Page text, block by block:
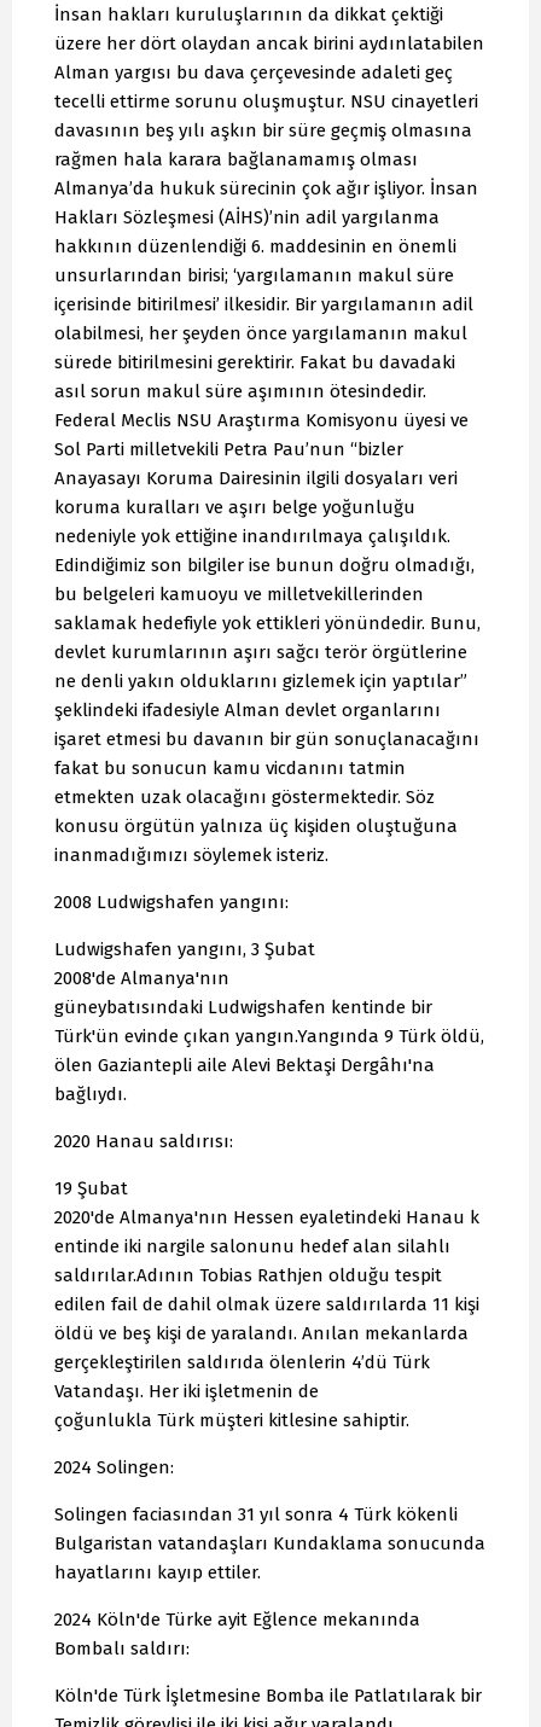
İnsan hakları kuruluşlarının da dikkat çektiği
üzere her dört olaydan ancak birini aydınlatabilen
Alman yargısı bu dava çerçevesinde adaleti geç
tecelli ettirme sorunu oluşmuştur. NSU cinayetleri
davasının beş yılı aşkın bir süre geçmiş olmasına
rağmen hala karara bağlanamamış olması
Almanya’da hukuk sürecinin çok ağır işliyor. İnsan
Hakları Sözleşmesi (AİHS)’nin adil yargılanma
hakkının düzenlendiği 6. maddesinin en önemli
unsurlarından birisi; ‘yargılamanın makul süre
içerisinde bitirilmesi’ ilkesidir. Bir yargılamanın adil
olabilmesi, her şeyden önce yargılamanın makul
sürede bitirilmesini gerektirir. Fakat bu davadaki
asıl sorun makul süre aşımının ötesindedir.
Federal Meclis NSU Araştırma Komisyonu üyesi ve
Sol Parti milletvekili Petra Pau’nun “bizler
Anayasayı Koruma Dairesinin ilgili dosyaları veri
koruma kuralları ve aşırı belge yoğunluğu
nedeniyle yok ettiğine inandırılmaya çalışıldık.
Edindiğimiz son bilgiler ise bunun doğru olmadığı,
bu belgeleri kamuoyu ve milletvekillerinden
saklamak hedefiyle yok ettikleri yönündedir. Bunu,
devlet kurumlarının aşırı sağcı terör örgütlerine
ne denli yakın olduklarını gizlemek için yaptılar”
şeklindeki ifadesiyle Alman devlet organlarını
işaret etmesi bu davanın bir gün sonuçlanacağını
fakat bu sonucun kamu vicdanını tatmin
etmekten uzak olacağını göstermektedir. Söz
konusu örgütün yalnıza üç kişiden oluştuğuna
inanmadığımızı söylemek isteriz.
2008 Ludwigshafen yangını:
Ludwigshafen yangını, 3 Şubat
2008'de Almanya'nın
güneybatısındaki Ludwigshafen kentinde bir
Türk'ün evinde çıkan yangın.Yangında 9 Türk öldü,
ölen Gaziantepli aile Alevi Bektaşi Dergâhı'na
bağlıydı.
2020 Hanau saldırısı:
19 Şubat
2020'de Almanya'nın Hessen eyaletindeki Hanau k
entinde iki nargile salonunu hedef alan silahlı
saldırılar.Adının Tobias Rathjen olduğu tespit
edilen fail de dahil olmak üzere saldırılarda 11 kişi
öldü ve beş kişi de yaralandı. Anılan mekanlarda
gerçekleştirilen saldırıda ölenlerin 4’dü Türk
Vatandaşı. Her iki işletmenin de
çoğunlukla Türk müşteri kitlesine sahiptir.
2024 Solingen:
Solingen faciasından 31 yıl sonra 4 Türk kökenli
Bulgaristan vatandaşları Kundaklama sonucunda
hayatlarını kayıp ettiler.
2024 Köln'de Türke ayit Eğlence mekanında
Bombalı saldırı:
Köln'de Türk İşletmesine Bomba ile Patlatılarak bir